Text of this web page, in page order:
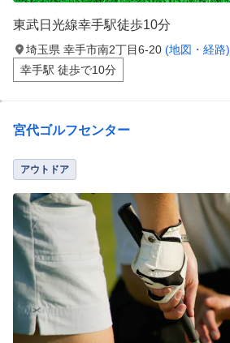
東武日光線幸手駅徒歩10分
埼玉県 幸手市南2丁目6-20 (地図・経路)
幸手駅 徒歩で10分
宮代ゴルフセンター
アウトドア